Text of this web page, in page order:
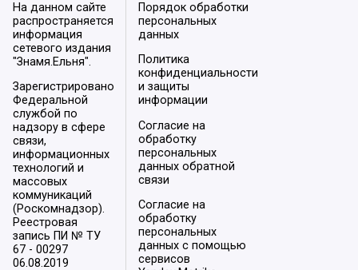
На данном сайте
распространяется
информация
сетевого издания
"Знамя.Ельня".
Зарегистрировано
Федеральной
службой по
надзору в сфере
связи,
информационных
технологий и
массовых
коммуникаций
(Роскомнадзор).
Реестровая
запись ПИ № ТУ
67 - 00297
06.08.2019
Порядок обработки
персональных
данных
Политика
конфиденциальности
и защиты
информации
Согласие на
обработку
персональных
данных обратной
связи
Согласие на
обработку
персональных
данных с помощью
сервисов